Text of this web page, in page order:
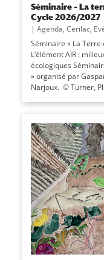
Séminaire – La
Cycle 2026/2027
| Agenda, Cerilac,
Séminaire « La
L‘élément AIR :
écologiques
» organisé par
Narjoux. © Turner,